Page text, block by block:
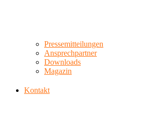
Pressemitteilungen
Ansprechpartner
Downloads
Magazin
Kontakt